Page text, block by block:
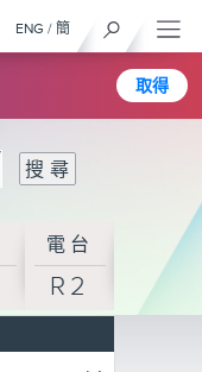
取得
ENG / 簡
電台
R2